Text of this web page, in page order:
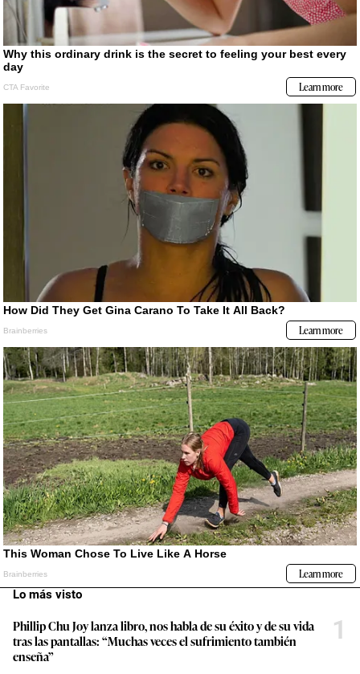
Lo más visto
Phillip Chu Joy lanza libro, nos habla de su éxito y de su vida
tras las pantallas: “Muchas veces el sufrimiento también
enseña”
1